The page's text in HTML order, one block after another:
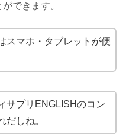
できます。
スマホ・タブレットが便
サプリENGLISHのコン
だしね。